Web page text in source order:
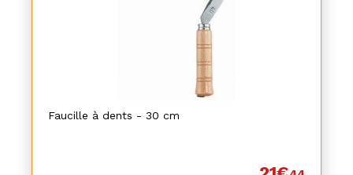
Faucille à dents - 30 cm